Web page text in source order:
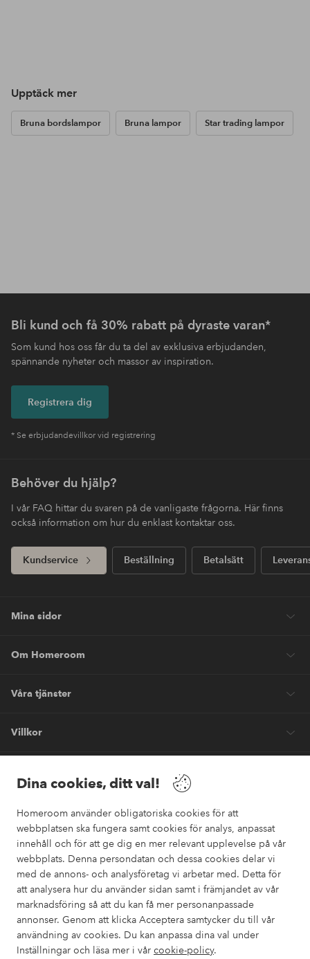
Dina cookies, ditt val!
Homeroom använder obligatoriska cookies för att
webbplatsen ska fungera samt cookies för analys, anpassat
innehåll och för att ge dig en mer relevant upplevelse på vår
webbplats. Denna persondatan och dessa cookies delar vi
med de annons- och analysföretag vi arbetar med. Detta för
att analysera hur du använder sidan samt i främjandet av vår
marknadsföring så att du kan få mer personanpassade
annonser. Genom att klicka Acceptera samtycker du till vår
användning av cookies. Du kan anpassa dina val under
Inställningar och läsa mer i vår cookie-policy.
Upptäck mer
Bruna bordslampor Bruna lampor Star trading lampor
Bli kund och få 30% rabatt på dyraste varan*
Som kund hos oss får du ta del av exklusiva erbjudanden,
spännande nyheter och massor av inspiration.
Registrera dig
* Se erbjudandevillkor vid registrering
Behöver du hjälp?
I vår FAQ hittar du svaren på de vanligaste frågorna. Här finns
också information om hur du enklast kontaktar oss.
Kundservice Beställning Betalsätt
Mina sidor
Om Homeroom
Våra tjänster
Villkor
Säkra betalningar
Vill du veta mer om våra betalalternativ ?
elpy